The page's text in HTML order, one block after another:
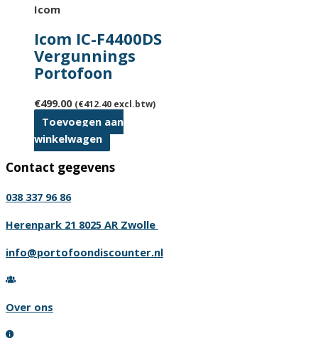
Icom
Icom IC-F4400DS
Vergunnings
Portofoon
€499.00 (€412.40 excl.btw)
Toevoegen aan
winkelwagen
Contact gegevens
038 337 96 86
Herenpark 21 8025 AR Zwolle
info@portofoondiscounter.nl
Over ons